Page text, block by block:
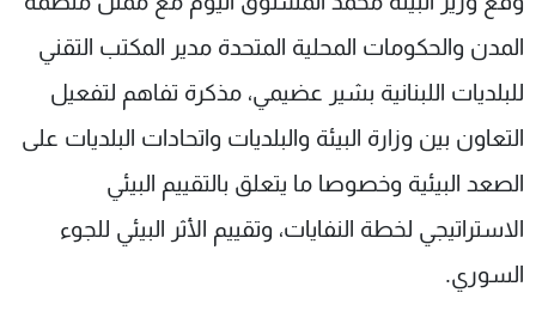
المدن والحكومات المحلية المتحدة مدير المكتب التقني
للبلديات اللبنانية بشير عضيمي، مذكرة تفاهم لتفعيل
التعاون بين وزارة البيئة والبلديات واتحادات البلديات على
الصعد البيئية وخصوصا ما يتعلق بالتقييم البيئي
الاستراتيجي لخطة النفايات، وتقييم الأثر البيئي للجوء
السوري.
لاعلاناتكم
شروط الإسـتخدام